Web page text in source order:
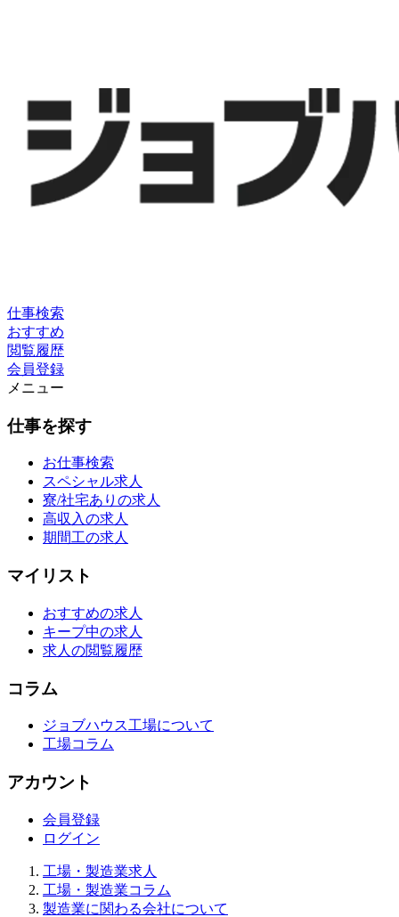
仕事検索
おすすめ
閲覧履歴
会員登録
メニュー
仕事を探す
お仕事検索
スペシャル求人
寮/社宅ありの求人
高収入の求人
期間工の求人
マイリスト
おすすめの求人
キープ中の求人
求人の閲覧履歴
コラム
ジョブハウス工場について
工場コラム
アカウント
会員登録
ログイン
工場・製造業求人
工場・製造業コラム
製造業に関わる会社について